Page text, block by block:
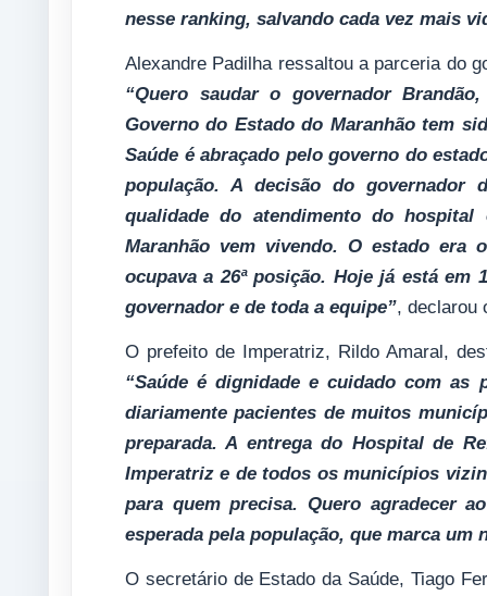
nesse ranking, salvando cada vez mais
Alexandre Padilha ressaltou a parceria do
“Quero saudar o governador
Governo do Estado do Maranhão tem
Saúde é abraçado pelo governo do
população. A decisão do
qualidade do atendimento do
Maranhão vem vivendo. O estado era
ocupava a 26ª posição. Hoje já está
governador e de toda a equipe”, declarou
O prefeito de Imperatriz, Rildo Amaral,
“Saúde é dignidade e cuidado com as
diariamente pacientes de muitos
preparada. A entrega do Hospital de
Imperatriz e de todos os municípios
para quem precisa. Quero agradecer
esperada pela população, que marca um
O secretário de Estado da Saúde, Tiago